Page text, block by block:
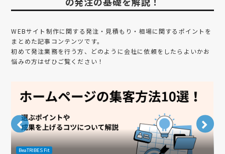
WEBサイト制作に関する発注・見積もり・相場に関するポイントを
まとめた記事コンテンツです。
初めて発注業務を行う方、どのように会社に依頼をしたらよいかお
悩みの方はぜひご覧ください！
BeaTRIBES Fit